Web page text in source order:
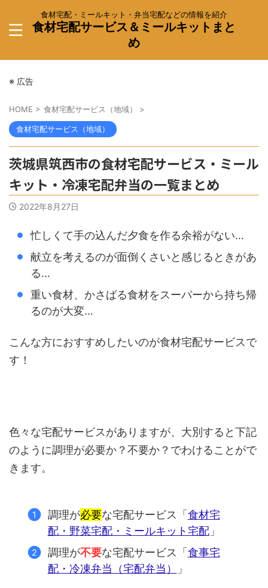
食材宅配・ミールキット・弁当宅配などの情報を紹介
食材宅配サービス＆ミールキットまと
め
※ 広告
HOME > 食材宅配サービス（地域） >
食材宅配サービス（地域）
茨城県筑西市の食材宅配サービス・ミール
キット・冷凍宅配弁当の一覧まとめ
2022年8月27日
忙しくて手の込んだ夕食を作る余裕がない…
献立を考えるのが面倒くさいと感じるときがあ
る…
重い食材、かさばる食材をスーパーから持ち帰
るのが大変…
こんな方におすすめしたいのが食材宅配サービスで
す！
色々な宅配サービスがありますが、大別すると下記
のように調理が必要か？不要か？でわけることがで
きます。
調理が必要な宅配サービス「食材宅
配・野菜宅配・ミールキット宅配」
調理が不要な宅配サービス「食事宅
配・冷凍弁当（宅配弁当）
」